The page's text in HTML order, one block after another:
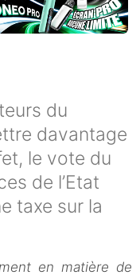
du
davantage
le vote du
de l’Etat
taxe sur la
en matière de